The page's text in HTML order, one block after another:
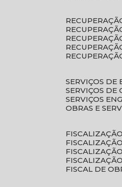
SERVIÇOS
SERVIÇOS
SERVIÇOS
OBRAS E
FISCAL DE